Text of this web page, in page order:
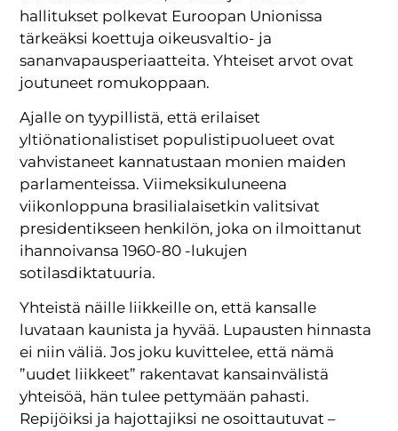
hallitukset polkevat Euroopan Unionissa
tärkeäksi koettuja oikeusvaltio- ja
sananvapausperiaatteita. Yhteiset arvot ovat
joutuneet romukoppaan.
Ajalle on tyypillistä, että erilaiset
yltiönationalistiset populistipuolueet ovat
vahvistaneet kannatustaan monien maiden
parlamenteissa. Viimeksikuluneena
viikonloppuna brasilialaisetkin valitsivat
presidentikseen henkilön, joka on ilmoittanut
ihannoivansa 1960-80 -lukujen
sotilasdiktatuuria.
Yhteistä näille liikkeille on, että kansalle
luvataan kaunista ja hyvää. Lupausten hinnasta
ei niin väliä. Jos joku kuvittelee, että nämä
”uudet liikkeet” rakentavat kansainvälistä
yhteisöä, hän tulee pettymään pahasti.
Repijöiksi ja hajottajiksi ne osoittautuvat –